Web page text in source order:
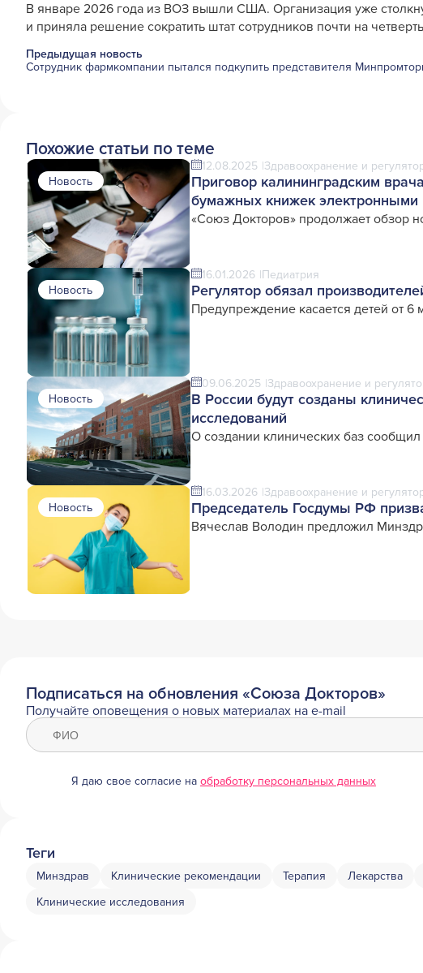
В январе 2026 года из ВОЗ вышли США. Организация уже
и приняла решение сократить штат сотрудников почти на
Предыдущая новость
Сотрудник фармкомпании пытался подкупить представителя
Похожие статьи по теме
Новость
12.08.2025 Здравоохранение и
Приговор калининградским
бумажных книжек электронными
«Союз Докторов» продолжает обзор
Новость
16.01.2026 Педиатрия
Регулятор обязал
Предупреждение касается детей от 6
Новость
09.06.2025 Здравоохранение и
В России будут созданы
исследований
О создании клинических баз
Новость
16.03.2026 Здравоохранение и
Председатель Госдумы РФ
Вячеслав Володин предложил
Подписаться на обновления «Союза Докторов»
Получайте оповещения о новых материалах на e-mail
Я даю свое согласие на обработку персональных данных
Теги
Минздрав Клинические рекомендации Терапия Лекарства
Клинические исследования